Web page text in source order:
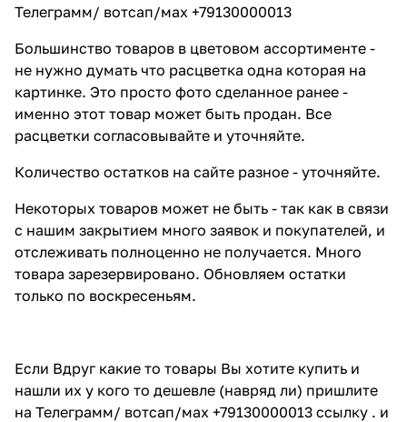
Телеграмм/ вотсап/мах +79130000013
Большинство товаров в цветовом ассортименте -
не нужно думать что расцветка одна которая на
картинке. Это просто фото сделанное ранее -
именно этот товар может быть продан. Все
расцветки согласовывайте и уточняйте.
Количество остатков на сайте разное - уточняйте.
Некоторых товаров может не быть - так как в связи
с нашим закрытием много заявок и покупателей, и
отслеживать полноценно не получается. Много
товара зарезервировано. Обновляем остатки
только по воскресеньям.
Если Вдруг какие то товары Вы хотите купить и
нашли их у кого то дешевле (навряд ли) пришлите
на Телеграмм/ вотсап/мах +79130000013 ссылку . и